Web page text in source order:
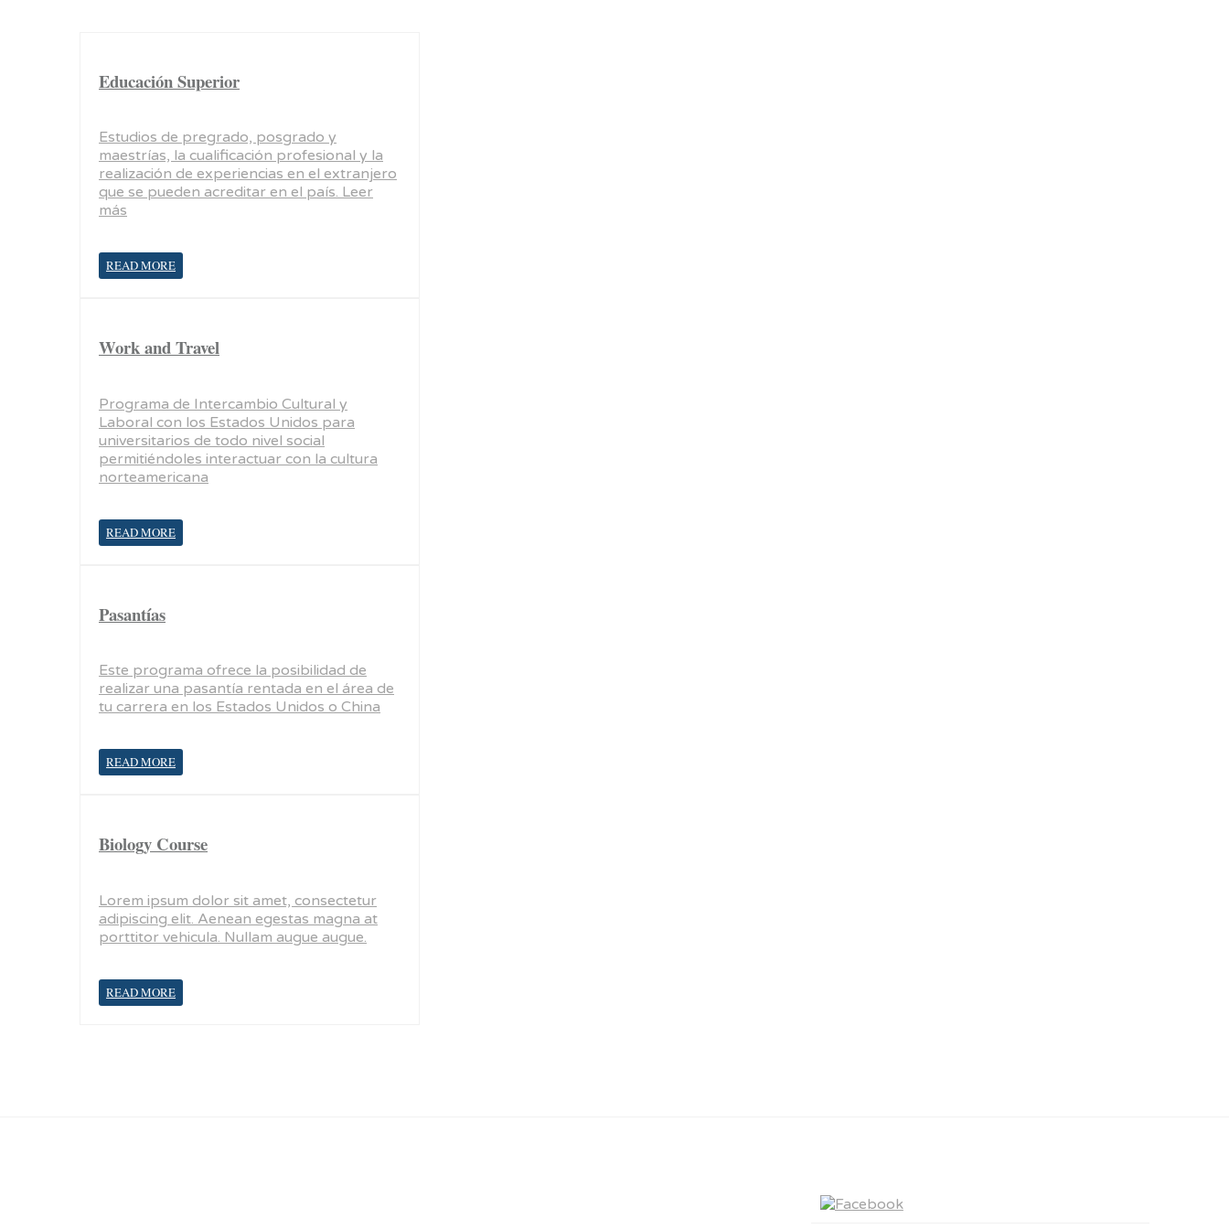
Educación Superior
Estudios de pregrado, posgrado y
maestrías, la cualificación profesional y la
realización de experiencias en el extranjero
que se pueden acreditar en el país. Leer
más
READ MORE
Work and Travel
Programa de Intercambio Cultural y
Laboral con los Estados Unidos para
universitarios de todo nivel social
permitiéndoles interactuar con la cultura
norteamericana
READ MORE
Pasantías
Este programa ofrece la posibilidad de
realizar una pasantía rentada en el área de
tu carrera en los Estados Unidos o China
READ MORE
Biology Course
Lorem ipsum dolor sit amet, consectetur
adipiscing elit. Aenean egestas magna at
porttitor vehicula. Nullam augue augue.
READ MORE